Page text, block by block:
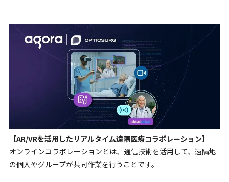
【AR/VRを活用したリアルタイム遠隔医療コラボレーション】
オンラインコラボレーションとは、通信技術を活用して、遠隔地
の個人やグループが共同作業を行うことです。